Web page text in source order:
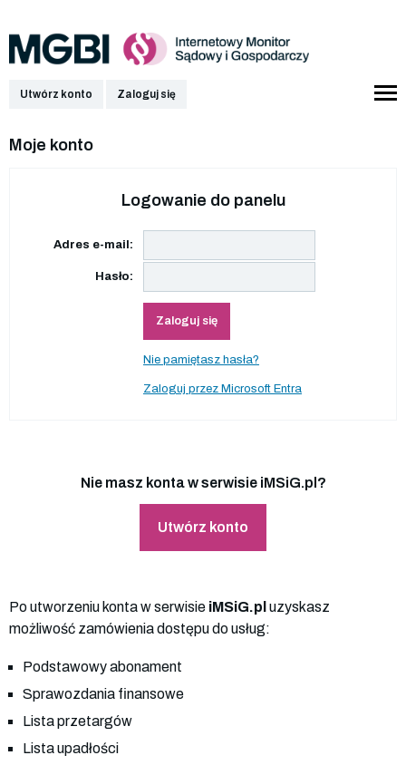
Utwórz konto Zaloguj się
Moje konto
Logowanie do panelu
Adres e-mail:
Hasło:
Zaloguj się
Nie pamiętasz hasła?
Zaloguj przez Microsoft Entra
Nie masz konta w serwisie iMSiG.pl?
Utwórz konto
Po utworzeniu konta w serwisie iMSiG.pl uzyskasz
możliwość zamówienia dostępu do usług:
Podstawowy abonament
Sprawozdania finansowe
Lista przetargów
Lista upadłości